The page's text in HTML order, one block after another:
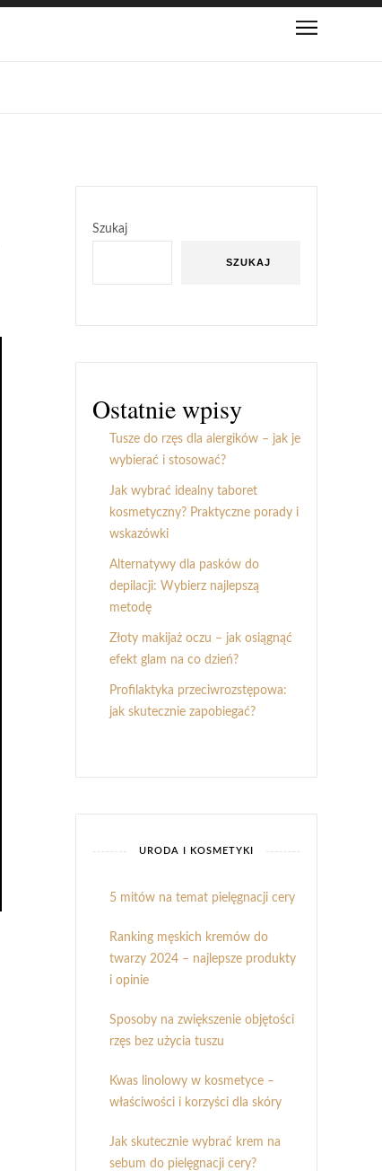
Szukaj
SZUKAJ
Ostatnie wpisy
Tusze do rzęs dla alergików – jak je
wybierać i stosować?
Jak wybrać idealny taboret
kosmetyczny? Praktyczne porady i
wskazówki
Alternatywy dla pasków do
depilacji: Wybierz najlepszą
metodę
Złoty makijaż oczu – jak osiągnąć
efekt glam na co dzień?
Profilaktyka przeciwrozstępowa:
jak skutecznie zapobiegać?
URODA I KOSMETYKI
5 mitów na temat pielęgnacji cery
Ranking męskich kremów do
twarzy 2024 – najlepsze produkty
i opinie
Sposoby na zwiększenie objętości
rzęs bez użycia tuszu
Kwas linolowy w kosmetyce –
właściwości i korzyści dla skóry
Jak skutecznie wybrać krem na
sebum do pielęgnacji cery?